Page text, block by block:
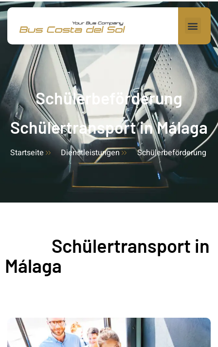
Schülerbeförderung
Schülertransport in Málaga
Startseite Dienstleistungen Schülerbeförderung
Schülertransport in
Málaga